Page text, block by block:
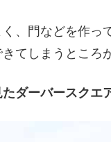
、門などを作っ
てしまうところ
ダーバースクエ